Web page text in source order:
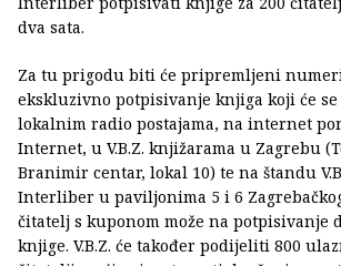
dva sata.
Za tu prigodu biti će pripremljeni
ekskluzivno potpisivanje knjiga koji će
lokalnim radio postajama, na internet
Internet, u V.B.Z. knjižarama u Zagrebu
Branimir centar, lokal 10) te na štandu
Interliber u paviljonima 5 i 6
čitatelj s kuponom može na potpisivanje
knjige. V.B.Z. će također podijeliti 800